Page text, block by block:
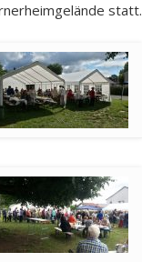
statt.